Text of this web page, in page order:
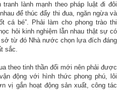
lành mạnh theo pháp luật đi đôi
để thúc đẩy thi đua, ngăn ngừa và
cá bé”. Phải làm cho phong trào thi
hỏi kinh nghiệm lẫn nhau thật sự có
từ đó Nhà nước chọn lựa đích đáng
sắc.
theo tinh thần đổi mới nên phải được
động với hình thức phong phú, lôi
vị gắn hoạt động sản xuất, công tác